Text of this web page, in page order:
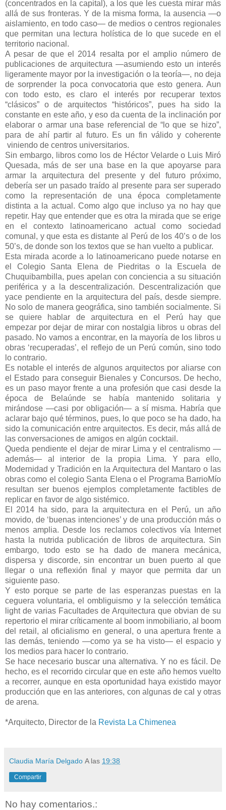
(concentrados en la capital), a los que les cuesta mirar más
allá de sus fronteras. Y de la misma forma, la ausencia —o
aislamiento, en todo caso— de medios o centros regionales
que permitan una lectura holística de lo que sucede en el
territorio nacional.
A pesar de que el 2014 resalta por el amplio número de
publicaciones de arquitectura —asumiendo esto un interés
ligeramente mayor por la investigación o la teoría—, no deja
de sorprender la poca convocatoria que esto genera. Aun
con todo esto, es claro el interés por recuperar textos
“clásicos” o de arquitectos “históricos”, pues ha sido la
constante en este año, y eso da cuenta de la inclinación por
elaborar o armar una base referencial de “lo que se hizo”,
para de ahí partir al futuro. Es un fin válido y coherente
viniendo de centros universitarios.
Sin embargo, libros como los de Héctor Velarde o Luis Miró
Quesada, más de ser una base en la que apoyarse para
armar la arquitectura del presente y del futuro próximo,
debería ser un pasado traído al presente para ser superado
como la representación de una época completamente
distinta a la actual. Como algo que incluso ya no hay que
repetir. Hay que entender que es otra la mirada que se erige
en el contexto latinoamericano actual como sociedad
comunal, y que esta es distante al Perú de los 40’s o de los
50’s, de donde son los textos que se han vuelto a publicar.
Esta mirada acorde a lo latinoamericano puede notarse en
el Colegio Santa Elena de Piedritas o la Escuela de
Chuquibambilla, pues apelan con conciencia a su situación
periférica y a la descentralización. Descentralización que
yace pendiente en la arquitectura del país, desde siempre.
No solo de manera geográfica, sino también socialmente. Si
se quiere hablar de arquitectura en el Perú hay que
empezar por dejar de mirar con nostalgia libros u obras del
pasado. No vamos a encontrar, en la mayoría de los libros u
obras ‘recuperadas’, el reflejo de un Perú común, sino todo
lo contrario.
Es notable el interés de algunos arquitectos por aliarse con
el Estado para conseguir Bienales y Concursos. De hecho,
es un paso mayor frente a una profesión que casi desde la
época de Belaúnde se había mantenido solitaria y
mirándose —casi por obligación— a sí misma. Habría que
aclarar bajo qué términos, pues, lo que poco se ha dado, ha
sido la comunicación entre arquitectos. Es decir, más allá de
las conversaciones de amigos en algún cocktail.
Queda pendiente el dejar de mirar Lima y el centralismo —
además— al interior de la propia Lima. Y para ello,
Modernidad y Tradición en la Arquitectura del Mantaro o las
obras como el colegio Santa Elena o el Programa BarrioMío
resultan ser buenos ejemplos completamente factibles de
replicar en favor de algo sistémico.
El 2014 ha sido, para la arquitectura en el Perú, un año
movido, de ‘buenas intenciones’ y de una producción más o
menos amplia. Desde los reclamos colectivos vía Internet
hasta la nutrida publicación de libros de arquitectura. Sin
embargo, todo esto se ha dado de manera mecánica,
dispersa y discorde, sin encontrar un buen puerto al que
llegar o una reflexión final y mayor que permita dar un
siguiente paso.
Y esto porque se parte de las esperanzas puestas en la
ceguera voluntaria, el ombliguismo y la selección temática
light de varias Facultades de Arquitectura que obvian de su
repertorio el mirar críticamente al boom inmobiliario, al boom
del retail, al oficialismo en general, o una apertura frente a
las demás, teniendo —como ya se ha visto— el espacio y
los medios para hacer lo contrario.
Se hace necesario buscar una alternativa. Y no es fácil. De
hecho, es el recorrido circular que en este año hemos vuelto
a recorrer, aunque en esta oportunidad haya existido mayor
producción que en las anteriores, con algunas de cal y otras
de arena.
*Arquitecto, Director de la Revista La Chimenea
Claudia María Delgado A las 19:38
Compartir
No hay comentarios.: